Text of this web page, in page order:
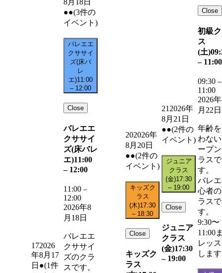
172026
年8月17
日 ●(1件
8月18日
●●(3件の
イベント)
バレエエ
クササイ
ズ(床バ
レ
エ)11:00
– 12:00
Close
バレエエ
クササイ
ズ(床バレ
エ)11:00
– 12:00
11:00 –
12:00
2026年8
月18日
バレエエ
クササイ
ズのクラ
スです。
202026年
8月20日
●●(2件の
イベント)
キッズク
ラス
(木)17:30
– 18:30
Close
キッズク
ラス
21 2026年
8月21日
●●(2件の
イベント)
ジュニア
クラス
(金)17:30
– 19:00
Close
ジュニア
クラス
(金)17:30
– 19:00
Close
初級
ス
(土)
– 11:00
09:30 –
11:00
2026
月22日
年齢
わな
ープ
ラスで
す。
バレ
心者
ラスで
す。
9:30〜
11:00
レッ
しま